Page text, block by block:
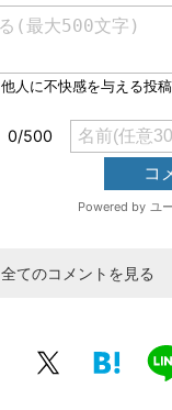
全てのコメントを見る